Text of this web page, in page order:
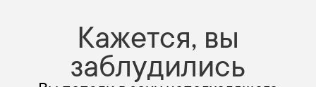
Кажется, вы
заблудились